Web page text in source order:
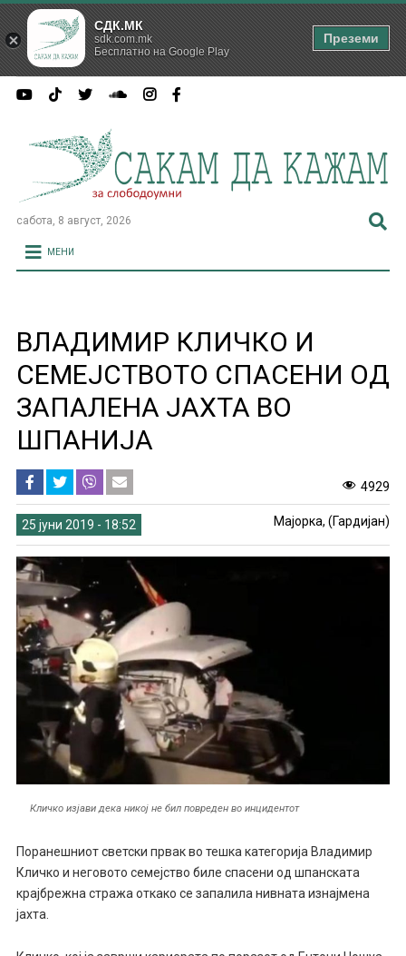
сабота, 8 август, 2026
МЕНИ
ВЛАДИМИР КЛИЧКО И
СЕМЕЈСТВОТО СПАСЕНИ ОД
ЗАПАЛЕНА ЈАХТА ВО
ШПАНИЈА
4929
25 јуни 2019 - 18:52 Мајорка, (Гардијан)
Кличко изјави дека никој не бил повреден во инцидентот
Поранешниот светски првак во тешка категорија Владимир
Кличко и неговото семејство биле спасени од шпанската
крајбрежна стража откако се запалила нивната изнајмена
јахта.
СДК.МК
sdk.com.mk
Бесплатно на Google Play
Преземи